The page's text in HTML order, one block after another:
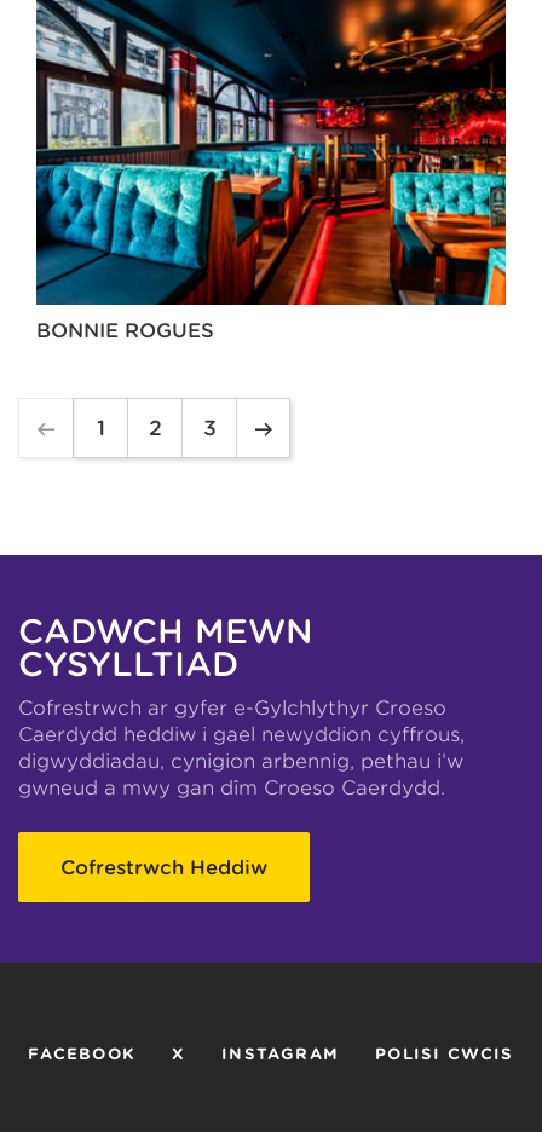
BONNIE ROGUES
1 2 3
CADWCH MEWN
CYSYLLTIAD
Cofrestrwch ar gyfer e-Gylchlythyr Croeso
Caerdydd heddiw i gael newyddion cyffrous,
digwyddiadau, cynigion arbennig, pethau i’w
gwneud a mwy gan dîm Croeso Caerdydd.
Cofrestrwch Heddiw
FACEBOOK X INSTAGRAM POLISI CWCIS